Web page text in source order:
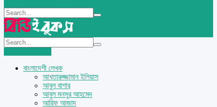
বাংলাদেশী লেখক
আখতারুজ্জামান ইলিয়াস
আবুল বাশার
আবুল মনসুর আহমেদ
আরিফ আজাদ